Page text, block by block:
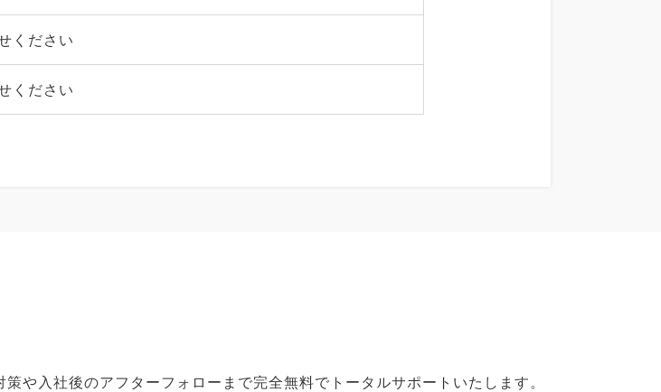
ください
ください
や入社後のアフターフォローまで完全無料でトータルサポートいたします。